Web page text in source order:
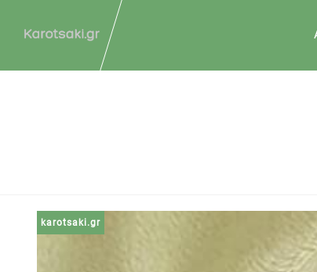
karotsaki.gr